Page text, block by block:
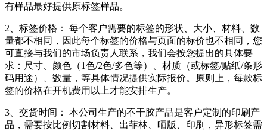
有样品最好提供原标签样品。
2、标签价格： 每个客户需要的标签的形状、大小、材料、数
量都不相同，因此每个标签的价格与页面的标价也不相同，您
可直接与我们的市场负责人联系，我们会按您提出的具体要
求：尺寸、颜色（1色/2色/多色等）、材质（或标签/贴纸/条形
码用途）、数量，等具体情况提供实际报价。原则上，每款标
签的价格在开机费用以上才能安排生产。
3、交货时间： 本公司生产的不干胶产品是客户定制的印刷产
品，需要按比例切割材料、出菲林、晒版、印刷，异形标签需